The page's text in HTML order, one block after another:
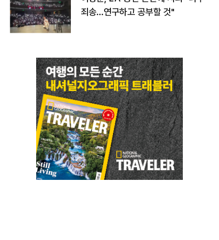
죄송…연구하고 공부할 것"